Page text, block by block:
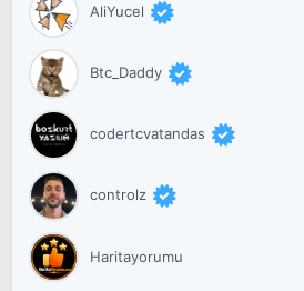
AliYucel
Btc_Daddy
codertcvatandas
controlz
Haritayorumu